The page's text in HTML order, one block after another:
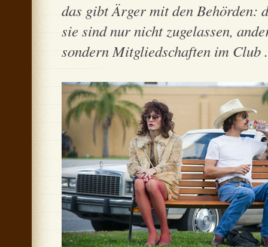
das gibt Ärger mit den Behörden:
sie sind nur nicht zugelassen,
sondern Mitgliedschaften im Club